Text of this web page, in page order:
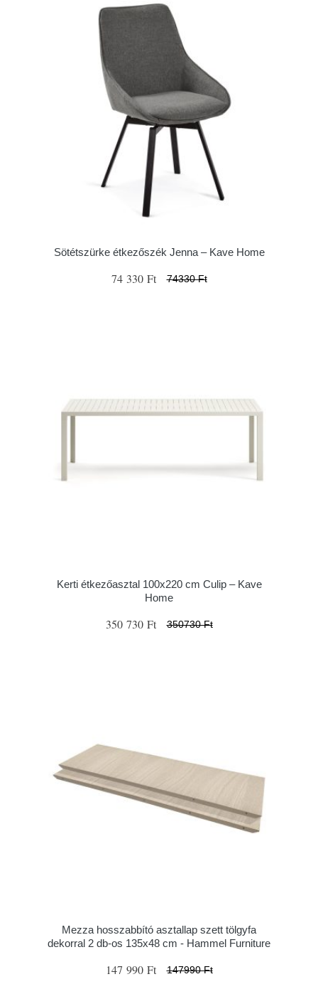
Sötétszürke étkezőszék Jenna – Kave Home
74 330 Ft 74330 Ft
Kerti étkezőasztal 100x220 cm Culip – Kave
Home
350 730 Ft 350730 Ft
Mezza hosszabbító asztallap szett tölgyfa
dekorral 2 db-os 135x48 cm - Hammel Furniture
147 990 Ft 147990 Ft